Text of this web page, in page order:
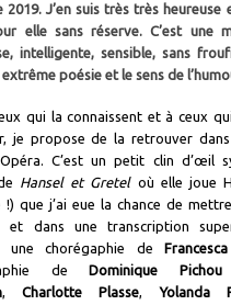
2019. J’en suis très très
elle sans réserve. C’est une
intelligente, sensible, sans
poésie et le sens de
qui la connaissent et à ceux
je propose de la retrouver
C’est un petit clin d’œil
Hansel et Greteloù elle joue
!) que j’ai eue la chance de
et dans une transcription
une chorégaphie de
deDominique Pichou
,Charlotte Plasse,Yolanda